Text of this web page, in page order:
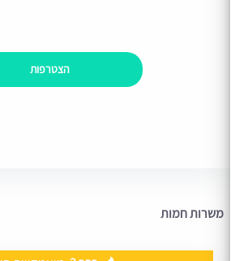
הצטרפות
משרות חמות